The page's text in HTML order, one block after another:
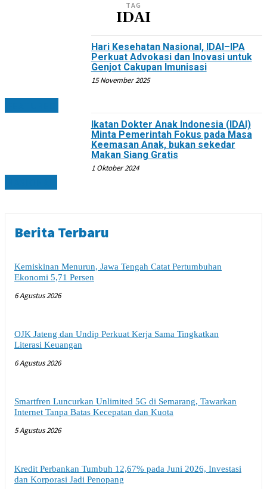
TAG
IDAI
Hari Kesehatan Nasional, IDAI–IPA
Perkuat Advokasi dan Inovasi untuk
Genjot Cakupan Imunisasi
15 November 2025
Ikatan Dokter Anak Indonesia (IDAI)
Minta Pemerintah Fokus pada Masa
Keemasan Anak, bukan sekedar
Makan Siang Gratis
1 Oktober 2024
Berita Terbaru
Kemiskinan Menurun, Jawa Tengah Catat Pertumbuhan
Ekonomi 5,71 Persen
6 Agustus 2026
OJK Jateng dan Undip Perkuat Kerja Sama Tingkatkan
Literasi Keuangan
6 Agustus 2026
Smartfren Luncurkan Unlimited 5G di Semarang, Tawarkan
Internet Tanpa Batas Kecepatan dan Kuota
5 Agustus 2026
Kredit Perbankan Tumbuh 12,67% pada Juni 2026, Investasi
dan Korporasi Jadi Penopang